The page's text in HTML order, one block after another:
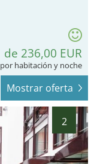
de 236,00 EUR
por habitación y noche
Mostrar oferta
2